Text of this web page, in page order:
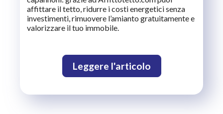
affittare il tetto, ridurre i costi energetici senza
investimenti, rimuovere l’amianto gratuitamente e
valorizzare il tuo immobile.
Leggere l'articolo